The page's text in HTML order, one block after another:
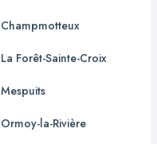
Champmotteux
La Forêt-Sainte-Croix
Mespuits
Ormoy-la-Rivière